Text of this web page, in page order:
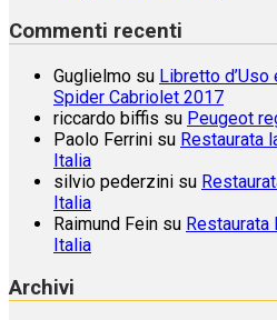
Commenti recenti
Guglielmo su Libretto
Spider Cabriolet 2017
riccardo biffis su Peugeot
Paolo Ferrini su Restaurata
Italia
silvio pederzini su
Italia
Raimund Fein su Restaurata
Italia
Archivi